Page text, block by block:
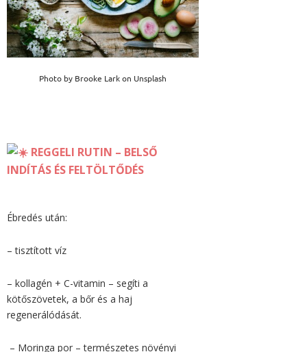
Photo by Brooke Lark on Unsplash
REGGELI RUTIN – BELSŐ
INDÍTÁS ÉS FELTÖLTŐDÉS
Ébredés után:
– tisztított víz
– kollagén + C-vitamin – segíti a
kötőszövetek, a bőr és a haj
regenerálódását.
– Moringa por – természetes növényi